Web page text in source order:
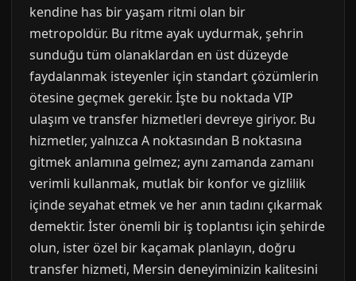
kendine has bir yaşam ritmi olan bir
metropoldür. Bu ritme ayak uydurmak, şehrin
sunduğu tüm olanaklardan en üst düzeyde
faydalanmak isteyenler için standart çözümlerin
ötesine geçmek gerekir. İşte bu noktada VIP
ulaşım ve transfer hizmetleri devreye giriyor. Bu
hizmetler, yalnızca A noktasından B noktasına
gitmek anlamına gelmez; aynı zamanda zamanı
verimli kullanmak, mutlak bir konfor ve gizlilik
içinde seyahat etmek ve her anın tadını çıkarmak
demektir. İster önemli bir iş toplantısı için şehirde
olun, ister özel bir kaçamak planlayın, doğru
transfer hizmeti, Mersin deneyiminizin kalitesini